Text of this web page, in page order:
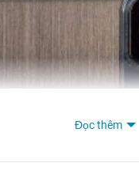
Đọc thêm